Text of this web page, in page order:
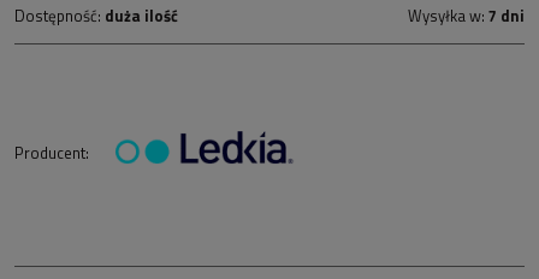
Dostępność: duża ilość Wysyłka w: 7 dni
Producent: